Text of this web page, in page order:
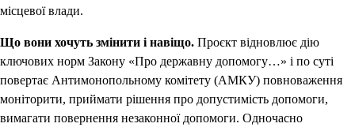
місцевої влади.
Що вони хочуть змінити і навіщо. Проєкт відновлює дію
ключових норм Закону «Про державну допомогу…» і по суті
повертає Антимонопольному комітету (АМКУ) повноваження
моніторити, приймати рішення про допустимість допомоги,
вимагати повернення незаконної допомоги. Одночасно